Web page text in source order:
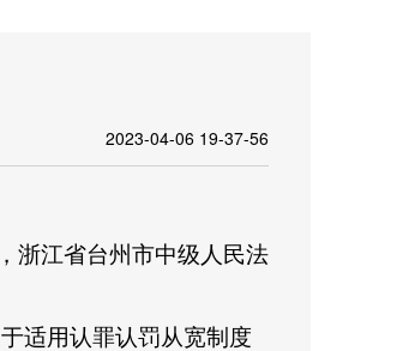
2023-04-06 19-37-56
浙江省台州市中级人民法
适用认罪认罚从宽制度